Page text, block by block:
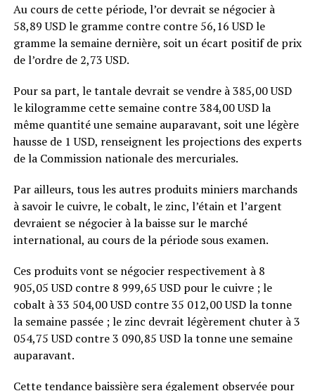
Au cours de cette période, l’or devrait se négocier à
58,89 USD le gramme contre contre 56,16 USD le
gramme la semaine dernière, soit un écart positif de prix
de l’ordre de 2,73 USD.
Pour sa part, le tantale devrait se vendre à 385,00 USD
le kilogramme cette semaine contre 384,00 USD la
même quantité une semaine auparavant, soit une légère
hausse de 1 USD, renseignent les projections des experts
de la Commission nationale des mercuriales.
Par ailleurs, tous les autres produits miniers marchands
à savoir le cuivre, le cobalt, le zinc, l’étain et l’argent
devraient se négocier à la baisse sur le marché
international, au cours de la période sous examen.
Ces produits vont se négocier respectivement à 8
905,05 USD contre 8 999,65 USD pour le cuivre ; le
cobalt à 33 504,00 USD contre 35 012,00 USD la tonne
la semaine passée ; le zinc devrait légèrement chuter à 3
054,75 USD contre 3 090,85 USD la tonne une semaine
auparavant.
Cette tendance baissière sera également observée pour